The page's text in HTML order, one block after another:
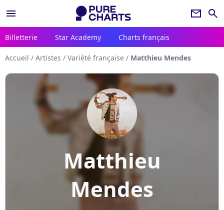
menu newsletter search
Billetterie Star Academy Charts français
Accueil / Artistes / Variété française / Matthieu Mendes
Matthieu
Mendes